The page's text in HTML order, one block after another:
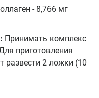
- 8,766 мг
Принимать комплекс
приготовления
развести 2 ложки (10